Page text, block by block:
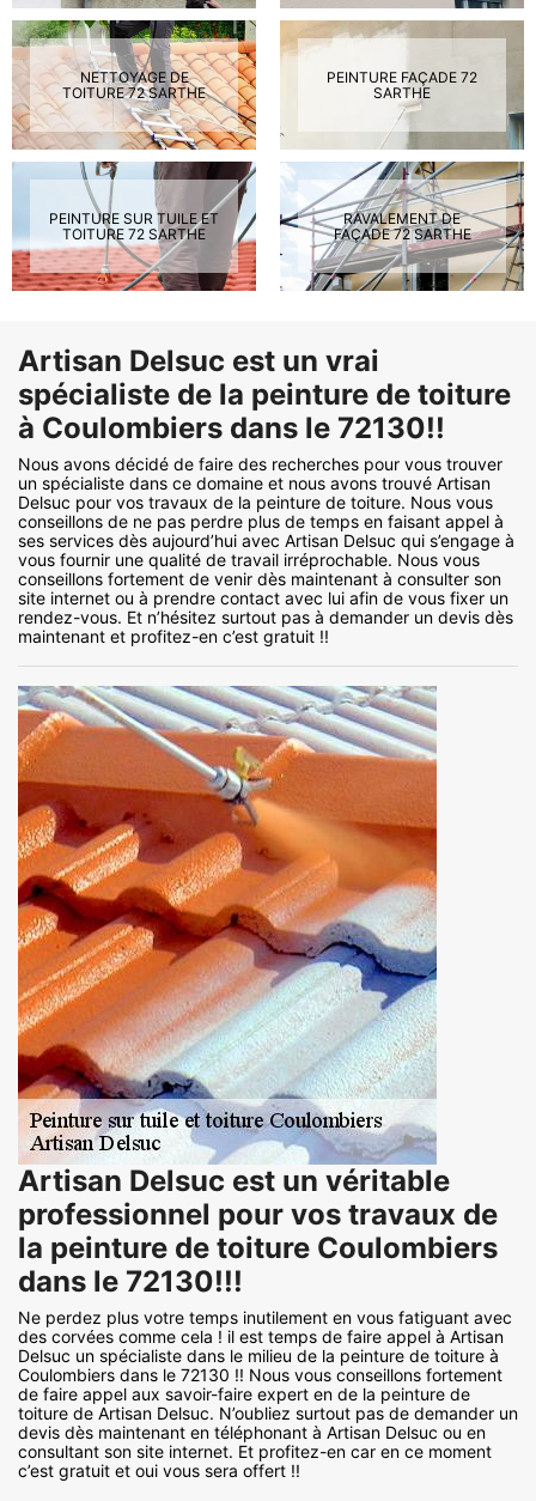
NETTOYAGE DE
TOITURE 72 SARTHE
PEINTURE FAÇADE 72
SARTHE
PEINTURE SUR TUILE ET
TOITURE 72 SARTHE
RAVALEMENT DE
FAÇADE 72 SARTHE
Artisan Delsuc est un vrai
spécialiste de la peinture de toiture
à Coulombiers dans le 72130!!
Nous avons décidé de faire des recherches pour vous trouver
un spécialiste dans ce domaine et nous avons trouvé Artisan
Delsuc pour vos travaux de la peinture de toiture. Nous vous
conseillons de ne pas perdre plus de temps en faisant appel à
ses services dès aujourd’hui avec Artisan Delsuc qui s’engage à
vous fournir une qualité de travail irréprochable. Nous vous
conseillons fortement de venir dès maintenant à consulter son
site internet ou à prendre contact avec lui afin de vous fixer un
rendez-vous. Et n’hésitez surtout pas à demander un devis dès
maintenant et profitez-en c’est gratuit !!
Artisan Delsuc est un véritable
professionnel pour vos travaux de
la peinture de toiture Coulombiers
dans le 72130!!!
Ne perdez plus votre temps inutilement en vous fatiguant avec
des corvées comme cela ! il est temps de faire appel à Artisan
Delsuc un spécialiste dans le milieu de la peinture de toiture à
Coulombiers dans le 72130 !! Nous vous conseillons fortement
de faire appel aux savoir-faire expert en de la peinture de
toiture de Artisan Delsuc. N’oubliez surtout pas de demander un
devis dès maintenant en téléphonant à Artisan Delsuc ou en
consultant son site internet. Et profitez-en car en ce moment
c’est gratuit et oui vous sera offert !!